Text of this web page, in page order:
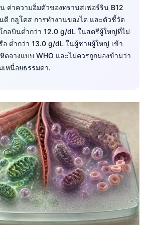
ค่าความอิ่มตัวของทรานสเฟอร์ริน B12
ดี กลูโคส การทำงานของไต และตัวชี้วัด
กลบินต่ำกว่า 12.0 g/dL ในสตรีผู้ใหญ่ที่ไม่
อ ต่ำกว่า 13.0 g/dL ในผู้ชายผู้ใหญ่ เข้า
จางแบบ WHO และไม่ควรถูกมองข้ามว่า
เหนื่อยธรรมดา.